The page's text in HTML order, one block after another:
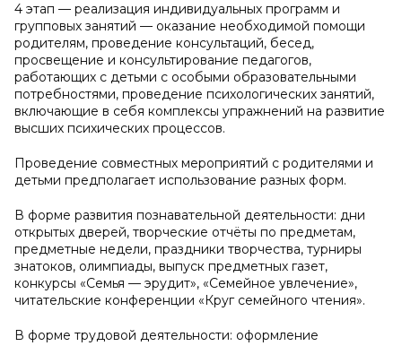
4 этап — реализация индивидуальных программ и
групповых занятий — оказание необходимой помощи
родителям, проведение консультаций, бесед,
просвещение и консультирование педагогов,
работающих с детьми с особыми образовательными
потребностями, проведение психологических занятий,
включающие в себя комплексы упражнений на развитие
высших психических процессов.
Проведение совместных мероприятий с родителями и
детьми предполагает использование разных форм.
В форме развития познавательной деятельности: дни
открытых дверей, творческие отчёты по предметам,
предметные недели, праздники творчества, турниры
знатоков, олимпиады, выпуск предметных газет,
конкурсы «Семья — эрудит», «Семейное увлечение»,
читательские конференции «Круг семейного чтения».
В форме трудовой деятельности: оформление